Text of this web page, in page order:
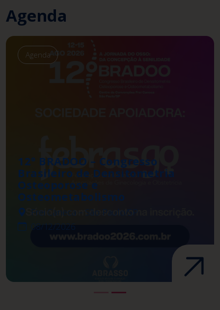
Agenda
Agenda
12º BRADOO – Congresso
Brasileiro de Densitometria
Osteoporose e
Osteometabolismo
Frei Caneca – São Paulo/SP
08/12/2026